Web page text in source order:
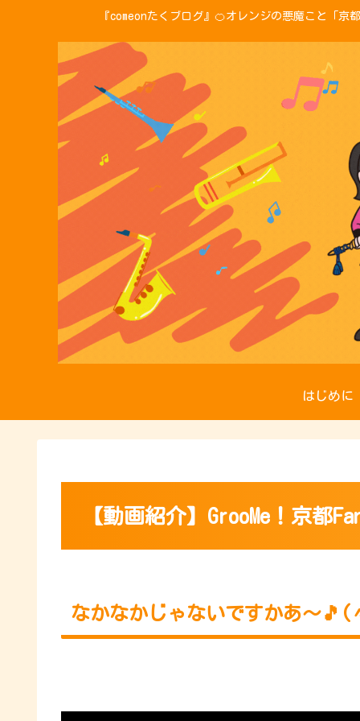
『comeonたくブログ』🍊オレンジの悪魔こと「
はじめに
【動画紹介】GrooMe！京都
なかなかじゃないですかあ〜